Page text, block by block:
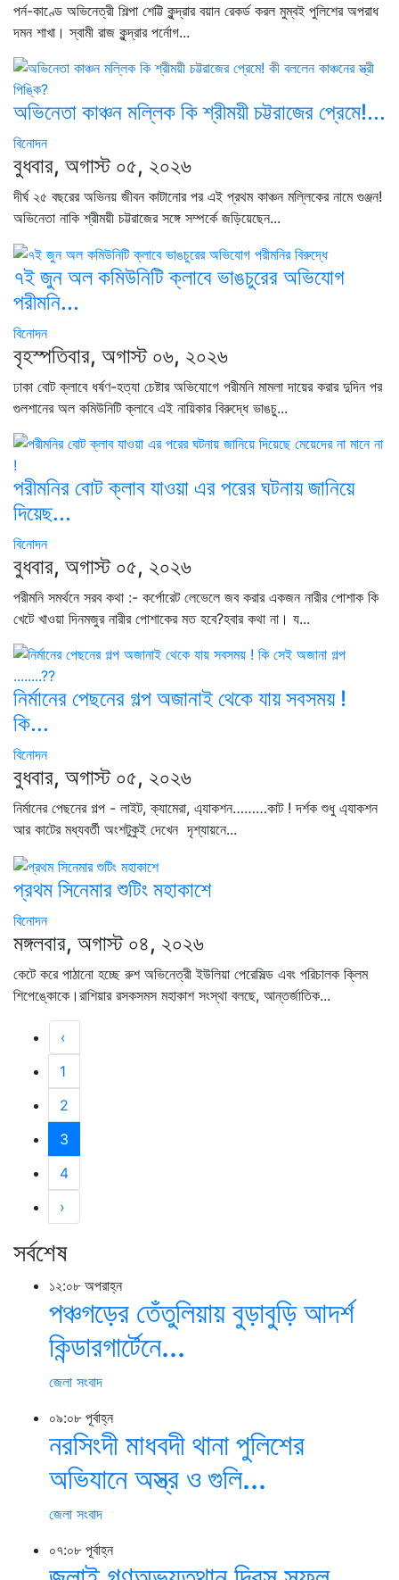
পর্ন-কাণ্ডে অভিনেত্রী শিল্পা শেট্টি কুন্দ্রার বয়ান রেকর্ড করল মুম্বই পুলিশের অপরাধ
দমন শাখা। স্বামী রাজ কুন্দ্রার পর্নোগ...
অভিনেতা কাঞ্চন মল্লিক কি শ্রীময়ী চট্টরাজের প্রেমে!...
বিনোদন
বুধবার, অগাস্ট ০৫, ২০২৬
দীর্ঘ ২৫ বছরের অভিনয় জীবন কাটানোর পর এই প্রথম কাঞ্চন মল্লিকের নামে গুঞ্জন!
অভিনেতা নাকি শ্রীময়ী চট্টরাজের সঙ্গে সম্পর্কে জড়িয়েছেন...
৭ই জুন অল কমিউনিটি ক্লাবে ভাঙচুরের অভিযোগ
পরীমনি...
বিনোদন
বৃহস্পতিবার, অগাস্ট ০৬, ২০২৬
ঢাকা বোট ক্লাবে ধর্ষণ-হত্যা চেষ্টার অভিযোগে পরীমনি মামলা দায়ের করার দুদিন পর
গুলশানের অল কমিউনিটি ক্লাবে এই নায়িকার বিরুদ্ধে ভাঙচু...
পরীমনির বোট ক্লাব যাওয়া এর পরের ঘটনায় জানিয়ে
দিয়েছ...
বিনোদন
বুধবার, অগাস্ট ০৫, ২০২৬
পরীমনি সমর্থনে সরব কথা :- কর্পোরেট লেভেলে জব করার একজন নারীর পোশাক কি
খেটে খাওয়া দিনমজুর নারীর পোশাকের মত হবে?হবার কথা না। য...
নির্মানের পেছনের গল্প অজানাই থেকে যায় সবসময় !
কি...
বিনোদন
বুধবার, অগাস্ট ০৫, ২০২৬
নির্মানের পেছনের গল্প - লাইট, ক্যামেরা, এ্যাকশন………কাট ! দর্শক শুধু এ্যাকশন
আর কাটের মধ্যবর্তী অংশটুকুই দেখেন দৃশ্যায়নে...
প্রথম সিনেমার শুটিং মহাকাশে
বিনোদন
মঙ্গলবার, অগাস্ট ০৪, ২০২৬
কেটে করে পাঠানো হচ্ছে রুশ অভিনেত্রী ইউলিয়া পেরেসিল্ড এবং পরিচালক ক্লিম
শিপেঙ্কোকে।রাশিয়ার রসকসমস মহাকাশ সংস্থা বলছে, আন্তর্জাতিক...
‹
1
2
3
4
›
সর্বশেষ
১২:০৮ অপরাহ্ন
পঞ্চগড়ের তেঁতুলিয়ায় বুড়াবুড়ি আদর্শ
কিন্ডারগার্টেনে...
জেলা সংবাদ
০৯:০৮ পূর্বাহ্ন
নরসিংদী মাধবদী থানা পুলিশের
অভিযানে অস্ত্র ও গুলি...
জেলা সংবাদ
০৭:০৮ পূর্বাহ্ন